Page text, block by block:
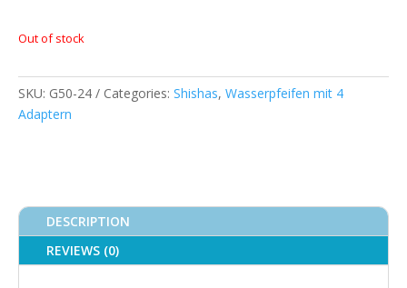
Out of stock
SKU: G50-24 Categories: Shishas, Wasserpfeifen mit 4
Adaptern
DESCRIPTION
REVIEWS (0)